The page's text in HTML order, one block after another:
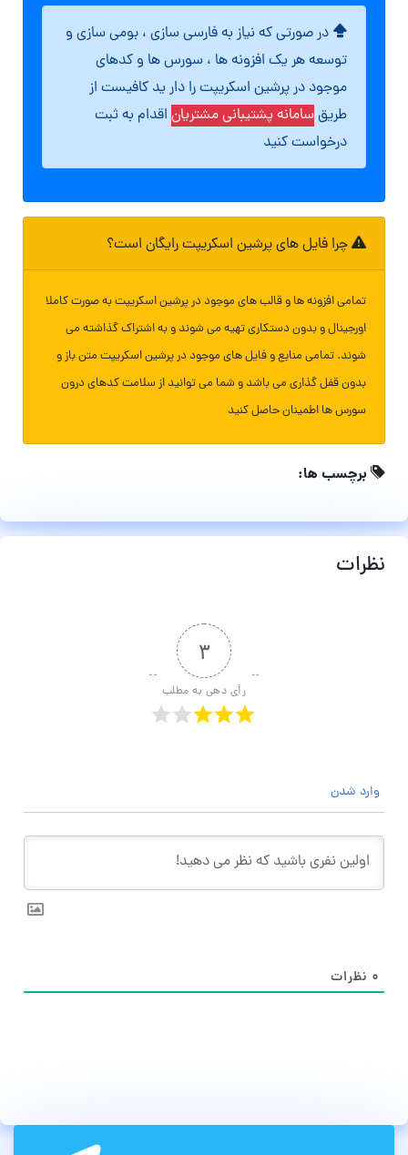
در صورتی که نیاز به فارسی سازی ، بومی سازی و
توسعه هر یک افزونه ها ، سورس ها و کدهای
موجود در پرشین اسکریپت را دار ید کافیست از
طریقسامانه پشتیبانی مشتریان اقدام به ثبت
درخواست کنید
چرا فایل های پرشین اسکریپت رایگان است؟
تمامی افزونه ها و قالب های موجود در پرشین اسکریپت به صورت کاملا
اورجینال و بدون دستکاری تهیه می شوند و به اشتراک گذاشته می
شوند. تمامی منابع و فایل های موجود در پرشین اسکریپت متن باز و
بدون قفل گذاری می باشد و شما می توانید از سلامت کدهای درون
سورس ها اطمینان حاصل کنید
برچسب ها:
نظرات
۳
رأی دهی به مطلب
وارد شدن
۰ نظرات